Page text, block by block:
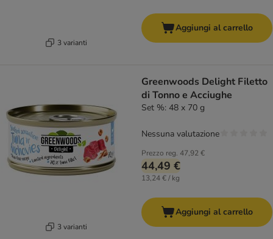
3 varianti
Aggiungi al carrello
3 varianti
Greenwoods Delight Filetto
di Tonno e Acciughe
Set %: 48 x 70 g
Prezzo reg. 47,92 €
44,49 €
13,24 € / kg
Nessuna valutazione
Aggiungi al carrello